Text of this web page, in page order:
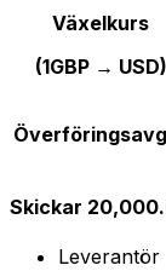
Växelkurs
(1GBP → USD)
Skickar
Leverantör